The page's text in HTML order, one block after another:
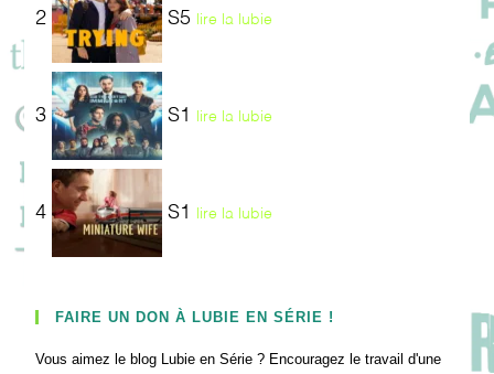
2 S5 lire la lubie
3 S1 lire la lubie
4 S1 lire la lubie
FAIRE UN DON À LUBIE EN SÉRIE !
Vous aimez le blog Lubie en Série ? Encouragez le travail d'une